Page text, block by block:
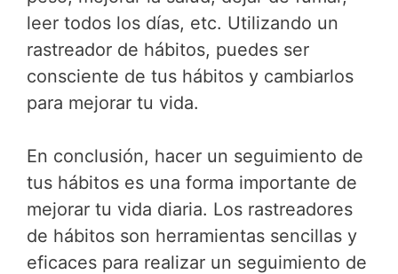
leer todos los días, etc. Utilizando un
rastreador de hábitos, puedes ser
consciente de tus hábitos y cambiarlos
para mejorar tu vida.
En conclusión, hacer un seguimiento de
tus hábitos es una forma importante de
mejorar tu vida diaria. Los rastreadores
de hábitos son herramientas sencillas y
eficaces para realizar un seguimiento de